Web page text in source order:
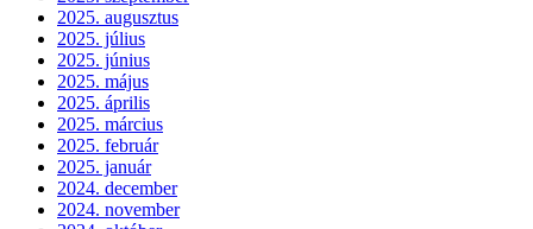
2025. augusztus
2025. július
2025. június
2025. május
2025. április
2025. március
2025. február
2025. január
2024. december
2024. november